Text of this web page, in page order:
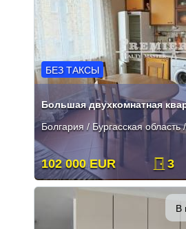
БЕЗ ТАКСЫ
Большая двухкомнатная
Болгария / Бургасская область
102 000 EUR 3
В